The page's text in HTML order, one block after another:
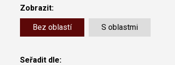
Zobrazit:
Bez oblastí S oblastmi
Seřadit dle: